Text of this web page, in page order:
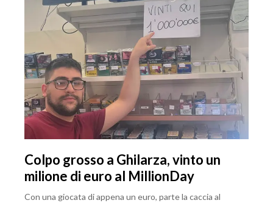
Colpo grosso a Ghilarza, vinto un
milione di euro al MillionDay
Con una giocata di appena un euro, parte la caccia al